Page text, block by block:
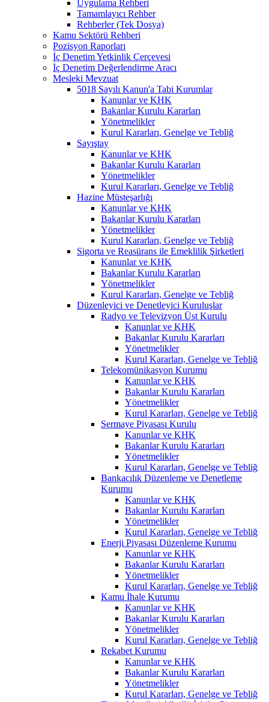
Uygulama Rehberi
Tamamlayıcı Rehber
Rehberler (Tek Dosya)
Kamu Sektörü Rehberi
Pozisyon Raporları
İç Denetim Yetkinlik Çerçevesi
İç Denetim Değerlendirme Aracı
Mesleki Mevzuat
5018 Sayılı Kanun'a Tabi Kurumlar
Kanunlar ve KHK
Bakanlar Kurulu Kararları
Yönetmelikler
Kurul Kararları, Genelge ve Tebliğ
Sayıştay
Kanunlar ve KHK
Bakanlar Kurulu Kararları
Yönetmelikler
Kurul Kararları, Genelge ve Tebliğ
Hazine Müsteşarlığı
Kanunlar ve KHK
Bakanlar Kurulu Kararları
Yönetmelikler
Kurul Kararları, Genelge ve Tebliğ
Sigorta ve Reasürans ile Emeklilik Şirketleri
Kanunlar ve KHK
Bakanlar Kurulu Kararları
Yönetmelikler
Kurul Kararları, Genelge ve Tebliğ
Düzenleyici ve Denetleyici Kuruluşlar
Radyo ve Televizyon Üst Kurulu
Kanunlar ve KHK
Bakanlar Kurulu Kararları
Yönetmelikler
Kurul Kararları, Genelge ve Tebliğ
Telekomünikasyon Kurumu
Kanunlar ve KHK
Bakanlar Kurulu Kararları
Yönetmelikler
Kurul Kararları, Genelge ve Tebliğ
Sermaye Piyasası Kurulu
Kanunlar ve KHK
Bakanlar Kurulu Kararları
Yönetmelikler
Kurul Kararları, Genelge ve Tebliğ
Bankacılık Düzenleme ve Denetleme
Kurumu
Kanunlar ve KHK
Bakanlar Kurulu Kararları
Yönetmelikler
Kurul Kararları, Genelge ve Tebliğ
Enerji Piyasası Düzenleme Kurumu
Kanunlar ve KHK
Bakanlar Kurulu Kararları
Yönetmelikler
Kurul Kararları, Genelge ve Tebliğ
Kamu İhale Kurumu
Kanunlar ve KHK
Bakanlar Kurulu Kararları
Yönetmelikler
Kurul Kararları, Genelge ve Tebliğ
Rekabet Kurumu
Kanunlar ve KHK
Bakanlar Kurulu Kararları
Yönetmelikler
Kurul Kararları, Genelge ve Tebliğ